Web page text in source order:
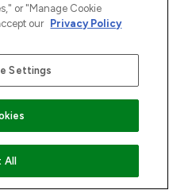
or "Manage Cookie
our Privacy Policy
Settings